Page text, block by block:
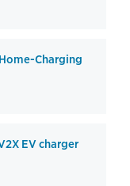
Charging
EV charger